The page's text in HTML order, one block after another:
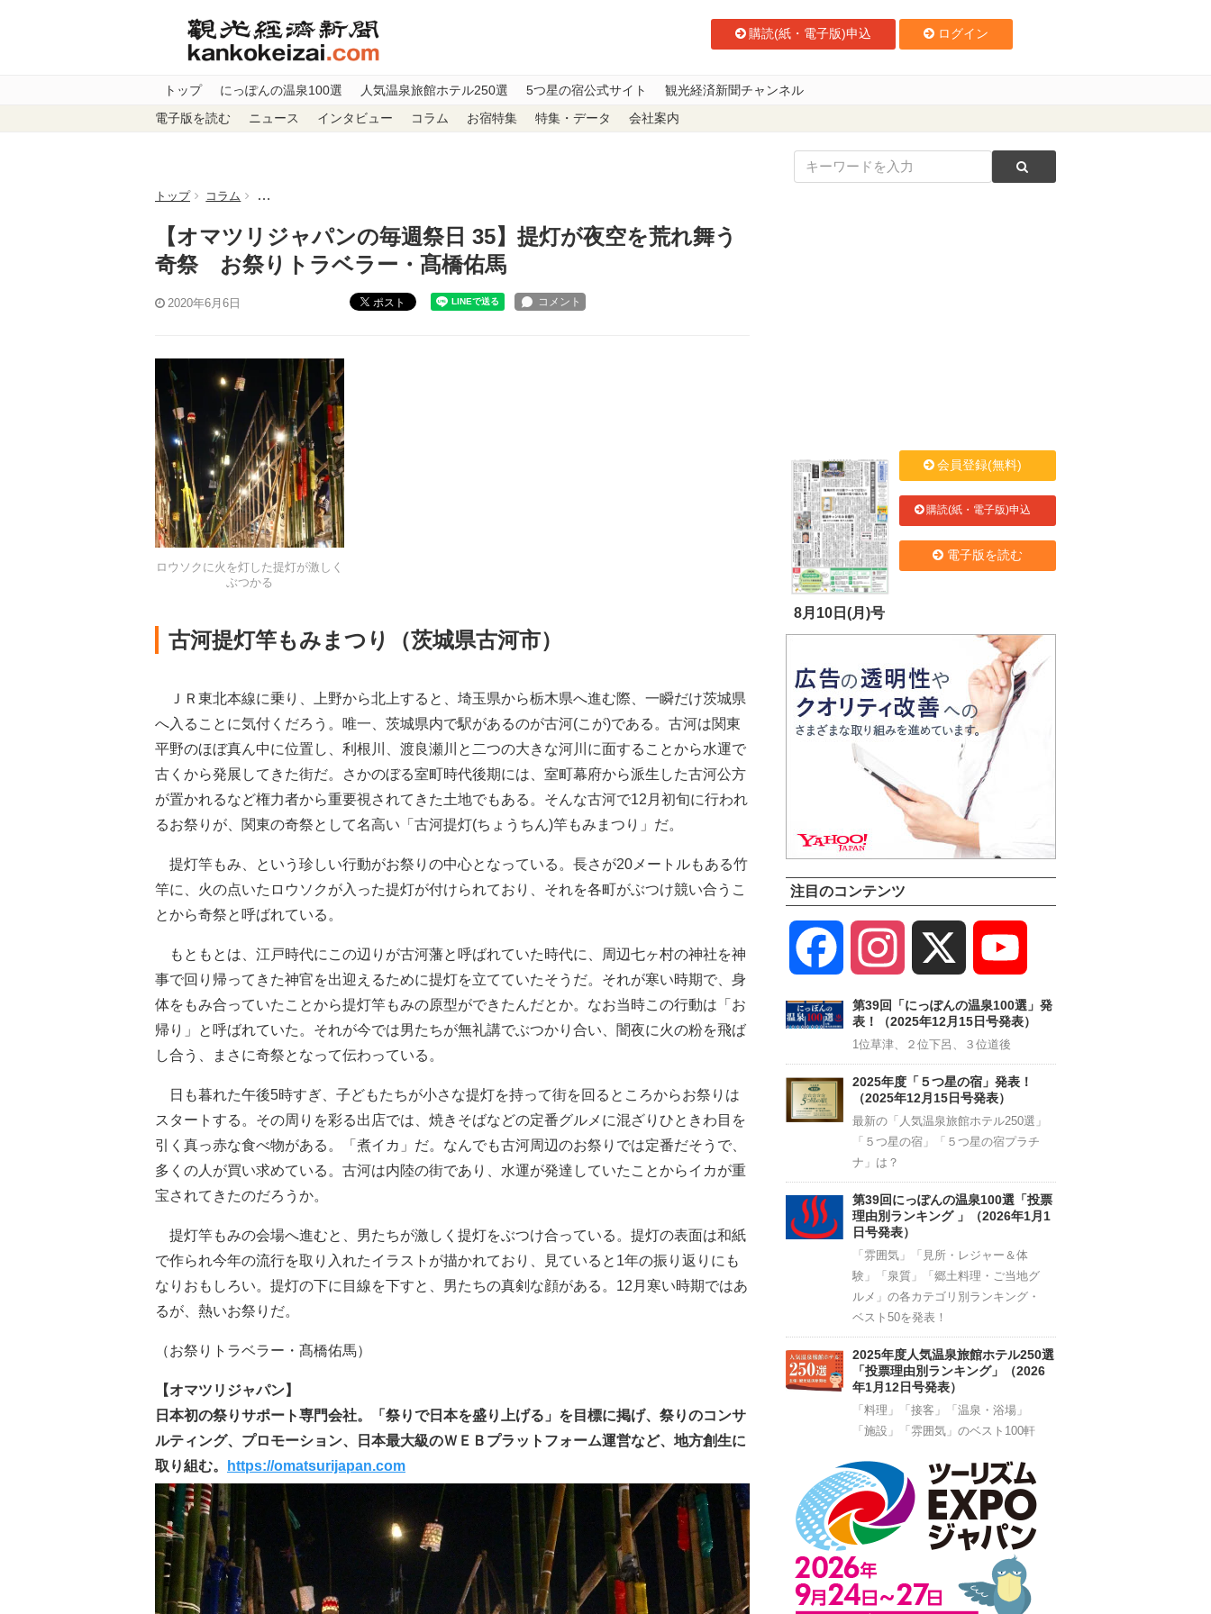
購読(紙・電子版)申込 ログイン
トップ にっぽんの温泉100選 人気温泉旅館ホテル250選 5つ星の宿公式サイト 観光経済新聞チャンネル
電子版を読む ニュース インタビュー コラム お宿特集 特集・データ 会社案内
トップ コラム 【オマツリジャパンの毎週祭日 35】提灯が夜空を荒れ舞う奇祭 お祭りトラベラー・髙橋佑馬
【オマツリジャパンの毎週祭日 35】提灯が夜空を荒れ舞う
奇祭 お祭りトラベラー・髙橋佑馬
2020年6月6日 ポスト
ロウソクに火を灯した提灯が激しく
ぶつかる
古河提灯竿もみまつり（茨城県古河市）
ＪＲ東北本線に乗り、上野から北上すると、埼玉県から栃木県へ進む際、一瞬だけ茨城県
へ入ることに気付くだろう。唯一、茨城県内で駅があるのが古河(こが)である。古河は関東
平野のほぼ真ん中に位置し、利根川、渡良瀬川と二つの大きな河川に面することから水運で
古くから発展してきた街だ。さかのぼる室町時代後期には、室町幕府から派生した古河公方
が置かれるなど権力者から重要視されてきた土地でもある。そんな古河で12月初旬に行われ
るお祭りが、関東の奇祭として名高い「古河提灯(ちょうちん)竿もみまつり」だ。
提灯竿もみ、という珍しい行動がお祭りの中心となっている。長さが20メートルもある竹
竿に、火の点いたロウソクが入った提灯が付けられており、それを各町がぶつけ競い合うこ
とから奇祭と呼ばれている。
もともとは、江戸時代にこの辺りが古河藩と呼ばれていた時代に、周辺七ヶ村の神社を神
事で回り帰ってきた神官を出迎えるために提灯を立てていたそうだ。それが寒い時期で、身
体をもみ合っていたことから提灯竿もみの原型ができたんだとか。なお当時この行動は「お
帰り」と呼ばれていた。それが今では男たちが無礼講でぶつかり合い、闇夜に火の粉を飛ば
し合う、まさに奇祭となって伝わっている。
日も暮れた午後5時すぎ、子どもたちが小さな提灯を持って街を回るところからお祭りは
スタートする。その周りを彩る出店では、焼きそばなどの定番グルメに混ざりひときわ目を
引く真っ赤な食べ物がある。「煮イカ」だ。なんでも古河周辺のお祭りでは定番だそうで、
多くの人が買い求めている。古河は内陸の街であり、水運が発達していたことからイカが重
宝されてきたのだろうか。
提灯竿もみの会場へ進むと、男たちが激しく提灯をぶつけ合っている。提灯の表面は和紙
で作られ今年の流行を取り入れたイラストが描かれており、見ていると1年の振り返りにも
なりおもしろい。提灯の下に目線を下すと、男たちの真剣な顔がある。12月寒い時期ではあ
るが、熱いお祭りだ。
（お祭りトラベラー・髙橋佑馬）
【オマツリジャパン】
日本初の祭りサポート専門会社。「祭りで日本を盛り上げる」を目標に掲げ、祭りのコンサ
ルティング、プロモーション、日本最大級のＷＥＢプラットフォーム運営など、地方創生に
取り組む。
https://omatsurijapan.com
8月10日(月)号
会員登録(無料)
購読(紙・電子版)申込
電子版を読む
注目のコンテンツ
Facebook Instagram
Channel
第39回「にっぽんの温泉100選」発
表！（2025年12月15日号発表）
1位草津、２位下呂、３位道後
2025年度「５つ星の宿」発表！
（2025年12月15日号発表）
最新の「人気温泉旅館ホテル250選」
「５つ星の宿」「５つ星の宿プラチ
ナ」は？
第39回にっぽんの温泉100選「投票
理由別ランキング 」（2026年1月1
日号発表）
「雰囲気」「見所・レジャー＆体
験」「泉質」「郷土料理・ご当地グ
ルメ」の各カテゴリ別ランキング・
ベスト50を発表！
2025年度人気温泉旅館ホテル250選
「投票理由別ランキング」（2026
年1月12日号発表）
「料理」「接客」「温泉・浴場」
「施設」「雰囲気」のベスト100軒